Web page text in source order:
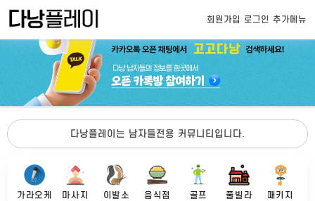
회원가입 로그인 추가메뉴
다낭플레이는 남자들전용 커뮤니티입니다.
가라오케 마사지 이발소 음식점 골프 풀빌라 패키지